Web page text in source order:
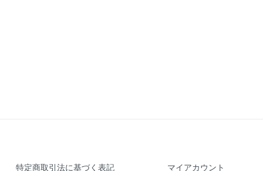
特定商取引法に基づく表記 マイアカウント